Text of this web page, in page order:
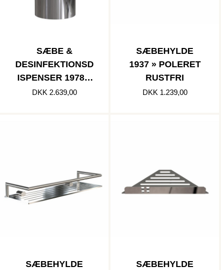
SÆBE &
DESINFEKTIONSD
ISPENSER 1978 »
POLERET
DKK 2.639,00
SÆBEHYLDE
1937 » POLERET
RUSTFRI
DKK 1.239,00
SÆBEHYLDE
SÆBEHYLDE